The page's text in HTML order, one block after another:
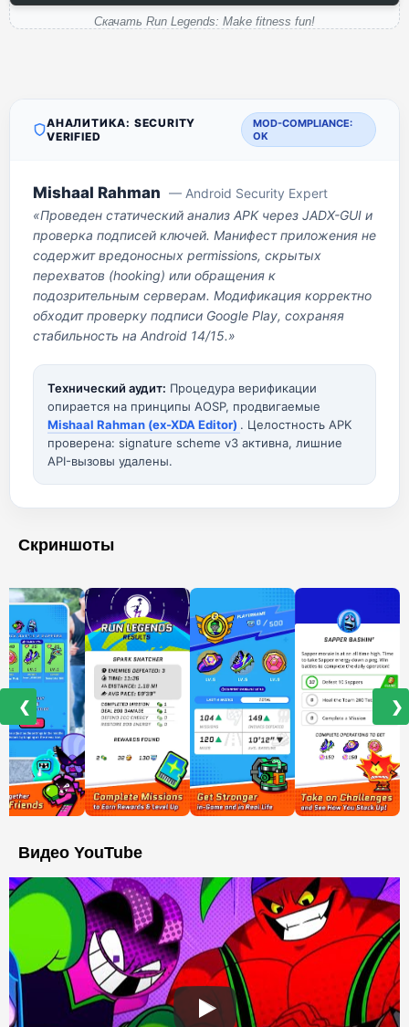
Скачать Run Legends: Make fitness fun!
АНАЛИТИКА: SECURITY
VERIFIED
MOD-COMPLIANCE:
OK
Mishaal Rahman — Android Security Expert
«Проведен статический анализ APK через JADX-GUI и
проверка подписей ключей. Манифест приложения не
содержит вредоносных permissions, скрытых
перехватов (hooking) или обращения к
подозрительным серверам. Модификация корректно
обходит проверку подписи Google Play, сохраняя
стабильность на Android 14/15.»
Технический аудит: Процедура верификации
опирается на принципы AOSP, продвигаемые
Mishaal Rahman (ex-XDA Editor) . Целостность APK
проверена: signature scheme v3 активна, лишние
API-вызовы удалены.
Скриншоты
❮ ❯
Видео YouTube